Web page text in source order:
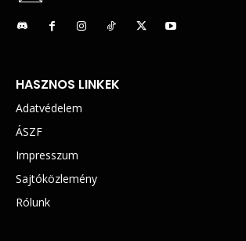
HASZNOS LINKEK
Adatvédelem
ÁSZF
Impresszum
Sajtóközlemény
Rólunk